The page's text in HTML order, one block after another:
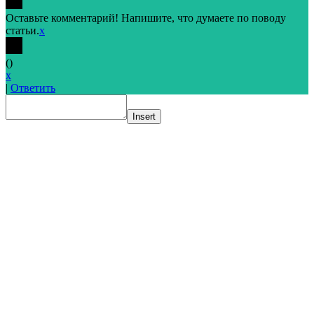
Оставьте комментарий! Напишите, что думаете по поводу
статьи.x
()
x
| Ответить
Insert